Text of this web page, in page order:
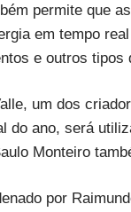
permite que
em tempo
e outros tipos
um dos
do ano, será
Monteiro
por